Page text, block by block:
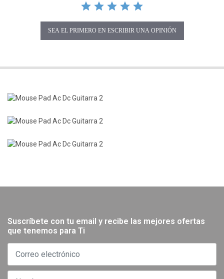
SEA EL PRIMERO EN ESCRIBIR UNA OPINIÓN
Suscríbete con tu email y recibe las mejores ofertas
que tenemos para Ti